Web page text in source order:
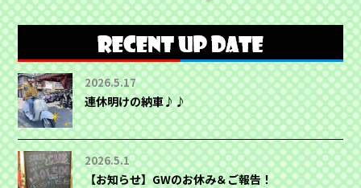
2026.5.17
連休明けの納車♪♪
2026.5.1
【お知らせ】GWのお休み＆ご報告！